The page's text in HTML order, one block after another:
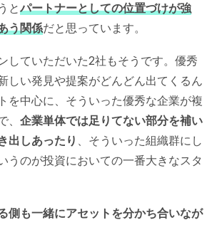
とパートナーとしての位置づけが強
う関係だと思っています。
していただいた2社もそうです。優秀
しい発見や提案がどんどん出てくるん
を中心に、そういった優秀な企業が複
企業単体では足りてない部分を補い
出しあったり 、そういった組織群にし
うのが投資においての一番大きなスタ
側も一緒にアセットを分かち合いなが